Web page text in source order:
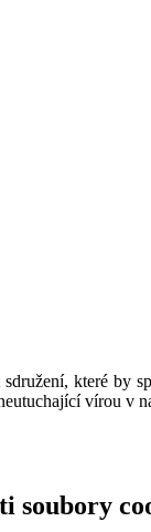
které by
vírou v
soubory